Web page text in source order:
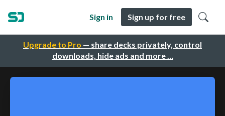
Upgrade to Pro — share decks privately, control
downloads, hide ads and more …
Sign in Sign up for free